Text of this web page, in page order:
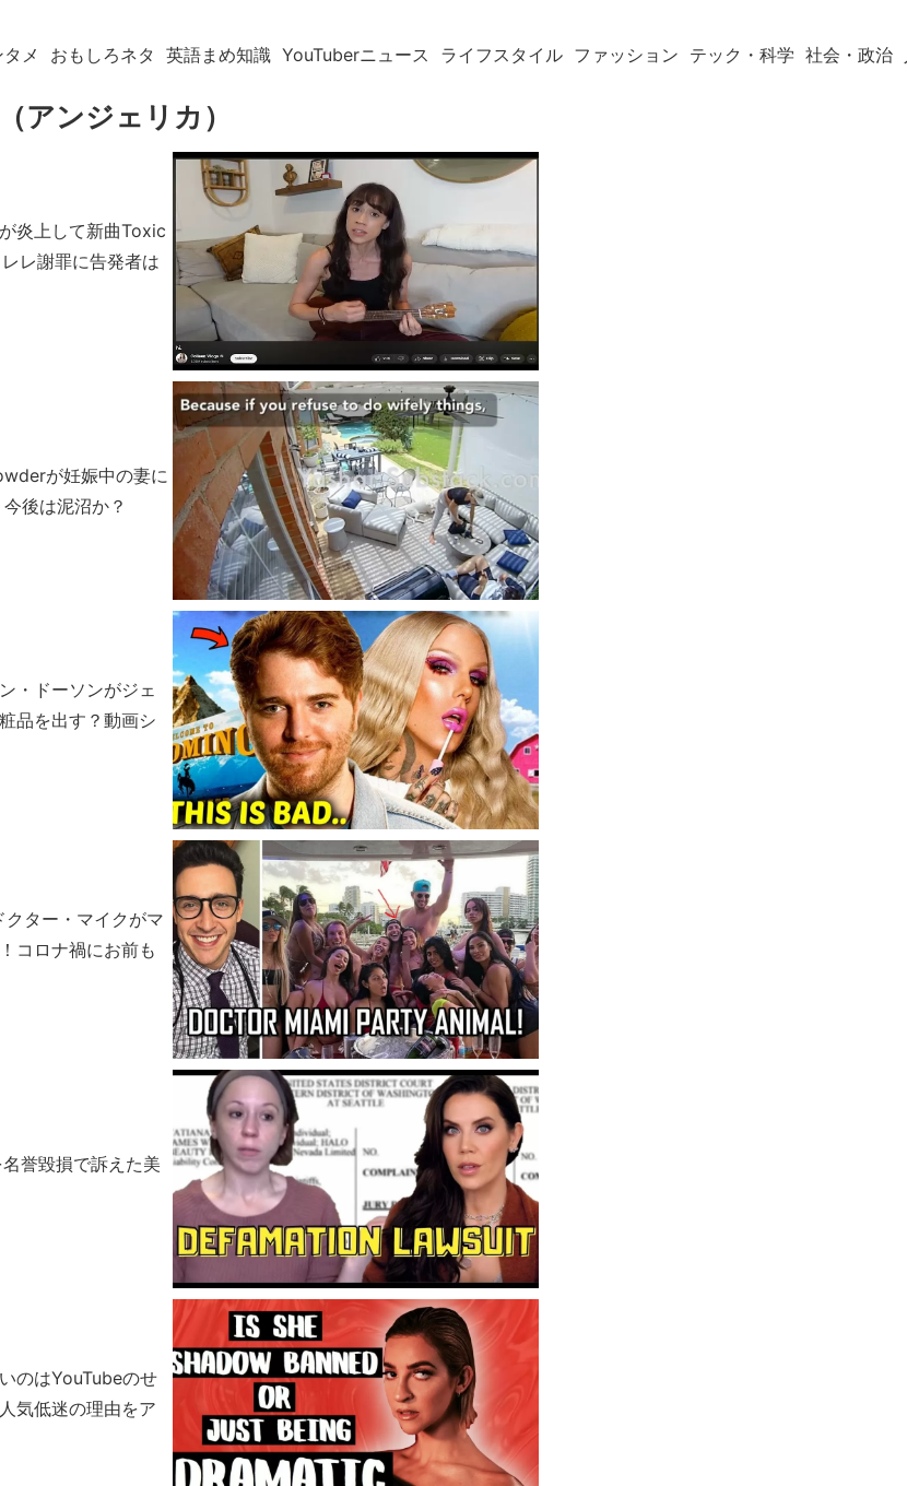
メ おもしろネタ 英語まめ知識 YouTuberニュース ライフスタイル ファッション テック・科学 社会・政治
アンジェリカ）
炎上して新曲Toxic
レ謝罪に告発者は
が妊娠中の妻に
後は泥沼か？
・ドーソンがジェ
品を出す？動画シ
ター・マイクがマ
コロナ禍にお前も
誉毀損で訴えた美
のはYouTubeのせ
気低迷の理由をア